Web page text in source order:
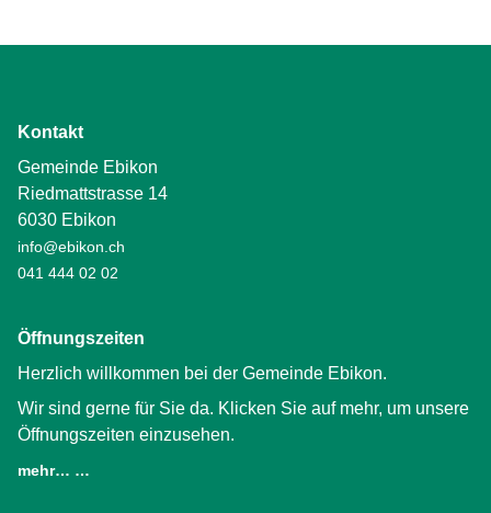
Kontakt
Gemeinde Ebikon
Riedmattstrasse 14
6030 Ebikon
info@ebikon.ch
041 444 02 02
Öffnungszeiten
Herzlich willkommen bei der Gemeinde Ebikon.
Wir sind gerne für Sie da. Klicken Sie auf mehr, um unsere
Öffnungszeiten einzusehen.
mehr… …